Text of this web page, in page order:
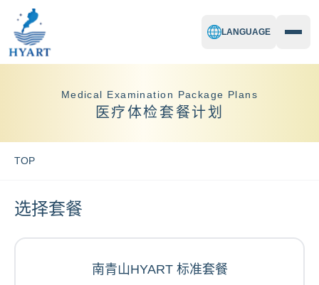
LANGUAGE
Medical Examination Package Plans
医疗体检套餐计划
TOP
选择套餐
南青山HYART 标准套餐